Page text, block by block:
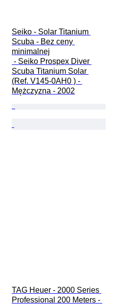
Seiko - Solar Titanium
Scuba - Bez ceny
minimalnej
Scuba Titanium Solar
(Ref. V145-0AH0 ) -
Mężczyzna - 2002
TAG Heuer - 2000 Series
Professional 200 Meters -